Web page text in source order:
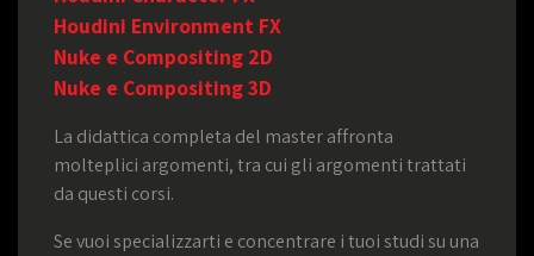
Houdini Environment FX
Nuke e Compositing 2D
Nuke e Compositing 3D
La didattica completa del master affronta
molteplici argomenti, tra cui gli argomenti trattati
da questi corsi.
Se vuoi specializzarti e concentrare i tuoi studi su una